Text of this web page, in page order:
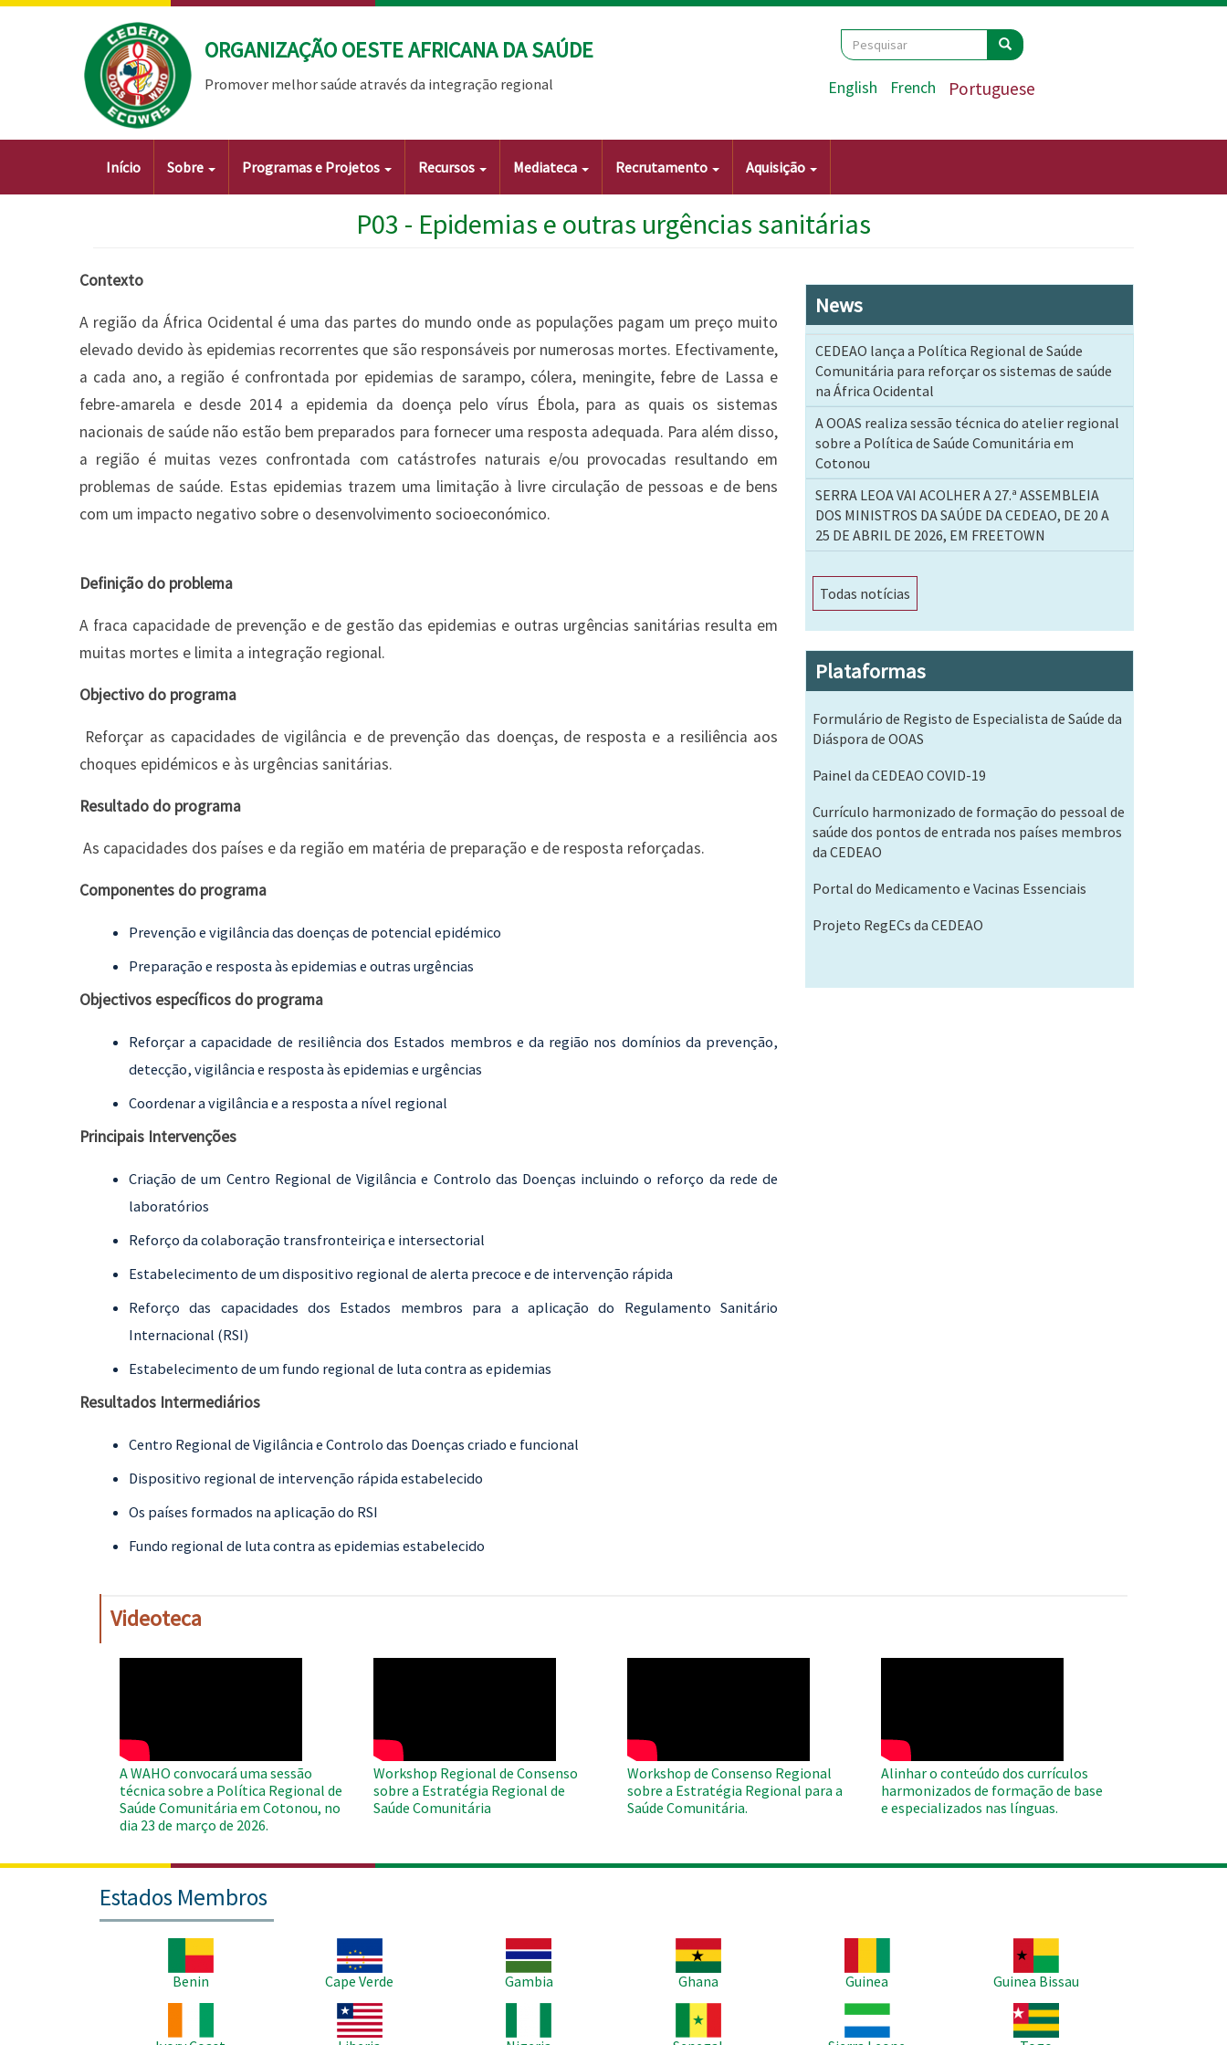
Passar
ORGANIZAÇÃO OESTE AFRICANA DA SAÚDE
Promover melhor saúde através da integração regional
Search
Pesquisar Pesquisar
English French Portuguese
Main
Início Sobre Programas e Projetos Recursos Mediateca Recrutamento Aquisição
P03 - Epidemias e outras urgências sanitárias
Contexto
A região da África Ocidental é uma das partes do mundo onde as populações pagam um preço muito
elevado devido às epidemias recorrentes que são responsáveis por numerosas mortes. Efectivamente,
a cada ano, a região é confrontada por epidemias de sarampo, cólera, meningite, febre de Lassa e
febre-amarela e desde 2014 a epidemia da doença pelo vírus Ébola, para as quais os sistemas
nacionais de saúde não estão bem preparados para fornecer uma resposta adequada. Para além disso,
a região é muitas vezes confrontada com catástrofes naturais e/ou provocadas resultando em
problemas de saúde. Estas epidemias trazem uma limitação à livre circulação de pessoas e de bens
com um impacto negativo sobre o desenvolvimento socioeconómico.
Definição do problema
A fraca capacidade de prevenção e de gestão das epidemias e outras urgências sanitárias resulta em
muitas mortes e limita a integração regional.
Objectivo do programa
Reforçar as capacidades de vigilância e de prevenção das doenças, de resposta e a resiliência aos
choques epidémicos e às urgências sanitárias.
Resultado do programa
As capacidades dos países e da região em matéria de preparação e de resposta reforçadas.
Componentes do programa
Prevenção e vigilância das doenças de potencial epidémico
Preparação e resposta às epidemias e outras urgências
Objectivos específicos do programa
Reforçar a capacidade de resiliência dos Estados membros e da região nos domínios da prevenção,
detecção, vigilância e resposta às epidemias e urgências
Coordenar a vigilância e a resposta a nível regional
Principais Intervenções
Criação de um Centro Regional de Vigilância e Controlo das Doenças incluindo o reforço da rede de
laboratórios
Reforço da colaboração transfronteiriça e intersectorial
Estabelecimento de um dispositivo regional de alerta precoce e de intervenção rápida
Reforço das capacidades dos Estados membros para a aplicação do Regulamento Sanitário
Internacional (RSI)
Estabelecimento de um fundo regional de luta contra as epidemias
Resultados Intermediários
Centro Regional de Vigilância e Controlo das Doenças criado e funcional
Dispositivo regional de intervenção rápida estabelecido
Os países formados na aplicação do RSI
Fundo regional de luta contra as epidemias estabelecido
News
CEDEAO lança a Política Regional de Saúde
Comunitária para reforçar os sistemas de saúde
na África Ocidental
A OOAS realiza sessão técnica do atelier regional
sobre a Política de Saúde Comunitária em
Cotonou
SERRA LEOA VAI ACOLHER A 27.ª ASSEMBLEIA
DOS MINISTROS DA SAÚDE DA CEDEAO, DE 20 A
25 DE ABRIL DE 2026, EM FREETOWN
Todas notícias
Plataformas
Formulário de Registo de Especialista de Saúde da
Diáspora de OOAS
Painel da CEDEAO COVID-19
Currículo harmonizado de formação do pessoal de
saúde dos pontos de entrada nos países membros
da CEDEAO
Portal do Medicamento e Vacinas Essenciais
Projeto RegECs da CEDEAO
Videoteca
A WAHO convocará uma sessão
técnica sobre a Política Regional de
Saúde Comunitária em Cotonou, no
dia 23 de março de 2026.
Workshop Regional de Consenso
sobre a Estratégia Regional de
Saúde Comunitária
Workshop de Consenso Regional
sobre a Estratégia Regional para a
Saúde Comunitária.
Alinhar o conteúdo dos currículos
harmonizados de formação de base
e especializados nas línguas.
Estados Membros
Benin
Cape Verde
Imagem
Gambia
Imagem
Ghana
Guinea
Guinea Bissau
Imagem
Imagem
Imagem